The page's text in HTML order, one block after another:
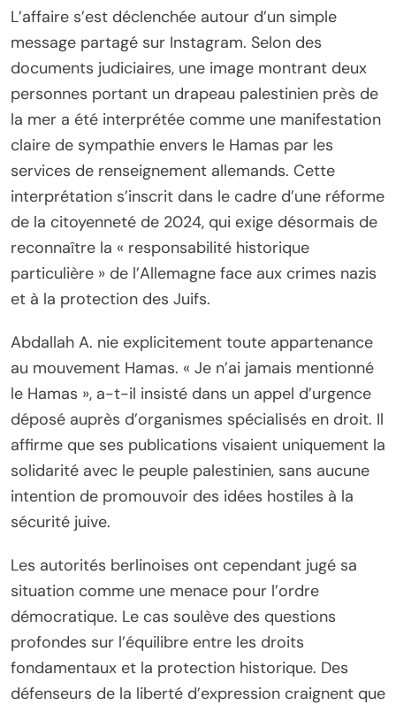
L’affaire s’est déclenchée autour d’un simple
message partagé sur Instagram. Selon des
documents judiciaires, une image montrant deux
personnes portant un drapeau palestinien près de
la mer a été interprétée comme une manifestation
claire de sympathie envers le Hamas par les
services de renseignement allemands. Cette
interprétation s’inscrit dans le cadre d’une réforme
de la citoyenneté de 2024, qui exige désormais de
reconnaître la « responsabilité historique
particulière » de l’Allemagne face aux crimes nazis
et à la protection des Juifs.
Abdallah A. nie explicitement toute appartenance
au mouvement Hamas. « Je n’ai jamais mentionné
le Hamas », a-t-il insisté dans un appel d’urgence
déposé auprès d’organismes spécialisés en droit. Il
affirme que ses publications visaient uniquement la
solidarité avec le peuple palestinien, sans aucune
intention de promouvoir des idées hostiles à la
sécurité juive.
Les autorités berlinoises ont cependant jugé sa
situation comme une menace pour l’ordre
démocratique. Le cas soulève des questions
profondes sur l’équilibre entre les droits
fondamentaux et la protection historique. Des
défenseurs de la liberté d’expression craignent que